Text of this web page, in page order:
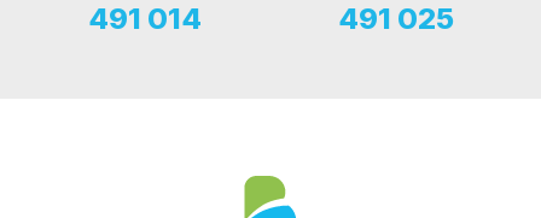
491 014 491 025